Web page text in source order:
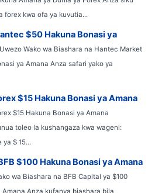
forex kwa ofa ya kuvutia...
$50 Hakuna Bonasi ya
Wako wa Biashara na Hantec Market
ya Amana Anza safari yako ya
$15 Hakuna Bonasi ya Amana
$15 Hakuna Bonasi ya Amana
toleo la kushangaza kwa wageni:
ya $ 15...
$100 Hakuna Bonasi ya Amana
wa Biashara na BFB Capital ya $100
Amana Anza kufanya biashara bila